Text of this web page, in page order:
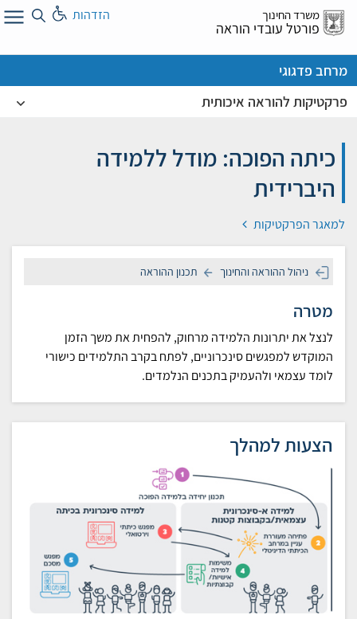
דלג
אל
משרד החינוך
פורטל עובדי הוראה
הזדהות
מרחב פדגוגי
פרקטיקות להוראה איכותית
כיתה הפוכה: מודל ללמידה
היברידית
למאגר הפרקטיקות
ניהול ההוראה והחינוך תכנון ההוראה
מטרה
לנצל את יתרונות הלמידה מרחוק, להפחית את משך הזמן
המוקדש למפגשים סינכרוניים, לפתח בקרב התלמידים כישורי
לומד עצמאי ולהעמיק בתכנים הנלמדים.
הצעות למהלך